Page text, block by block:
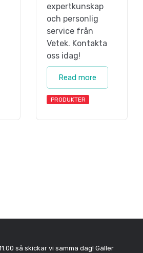
expertkunskap
och personlig
service från
Vetek. Kontakta
oss idag!
Read more
PRODUKTER
så skickar vi samma dag! Gäller